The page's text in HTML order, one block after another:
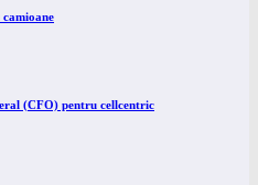
(CFO) pentru cellcentric